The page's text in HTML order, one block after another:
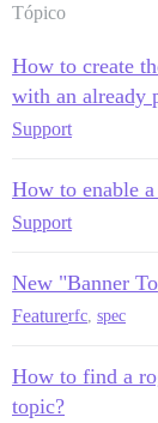
Tópico
How to create
with an already
Support
How to enable
Support
New "Banner
Featurerfc, spec
How to find a
topic?